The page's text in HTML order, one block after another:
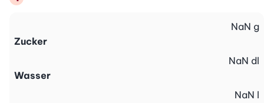
Zucker
NaN g
Wasser
NaN dl
NaN l